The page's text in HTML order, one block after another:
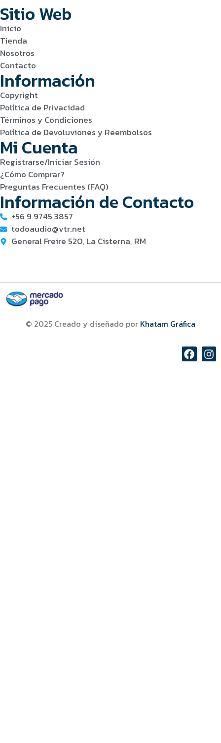
Sitio Web
Inicio
Tienda
Nosotros
Contacto
Información
Copyright
Política de Privacidad
Términos y Condiciones
Política de Devoluviones y Reembolsos
Mi Cuenta
Registrarse/Iniciar Sesión
¿Cómo Comprar?
Preguntas Frecuentes (FAQ)
Información de Contacto
+56 9 9745 3857
todoaudio@vtr.net
General Freire 520, La Cisterna, RM
© 2025 Creado y diseñado por Khatam Gráfica